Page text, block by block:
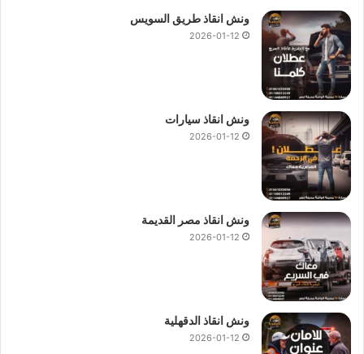
ونش انقاذ طريق السويس
2026-01-12
ونش انقاذ سيارات
2026-01-12
ونش انقاذ مصر القديمة
2026-01-12
ونش انقاذ الدقهلية
2026-01-12